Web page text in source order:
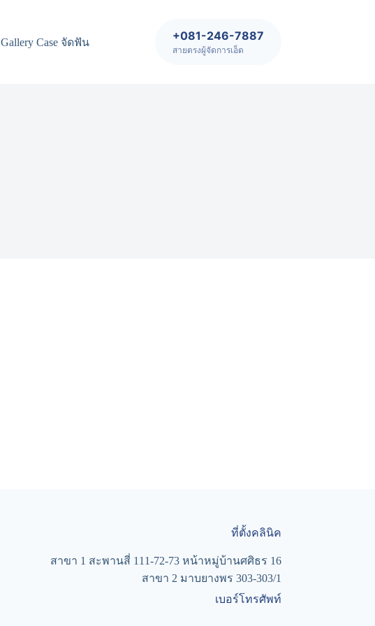
Gallery Case จัดฟัน +081-246-7887
สายตรงผู้จัดการเอ็ด
ที่ตั้งคลินิค
สาขา 1 สะพานสี่ 111-72-73 หน้าหมู่บ้านศศิธร 16
สาขา 2 มาบยางพร 303-303/1
เบอร์โทรศัพท์